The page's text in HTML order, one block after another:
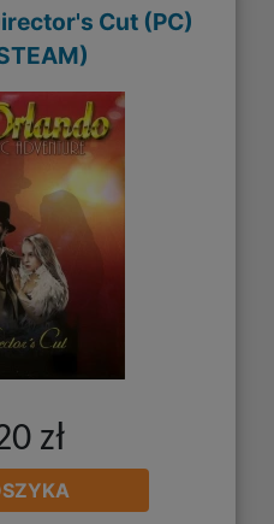
Cut (PC)
zł